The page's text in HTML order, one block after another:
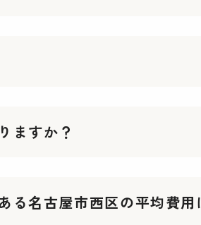
ますか？
る名古屋市西区の平均費用